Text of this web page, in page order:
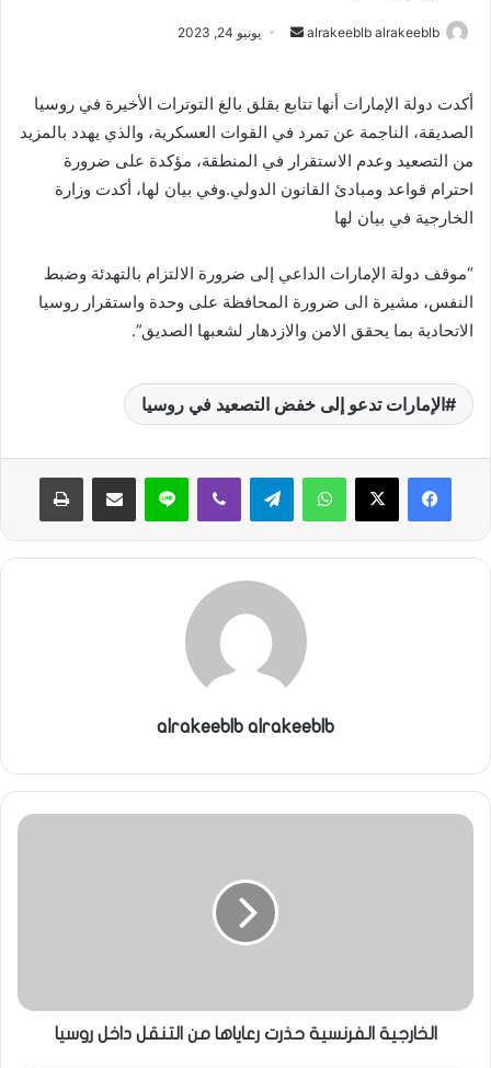
alrakeeblb alrakeeblb
أرسل يونيو 24, 2023
أكدت دولة الإمارات أنها تتابع بقلق بالغ التوترات الأخيرة في روسيا
الصديقة، الناجمة عن تمرد في القوات العسكرية، والذي يهدد بالمزيد
من التصعيد وعدم الاستقرار في المنطقة، مؤكدة على ضرورة
احترام قواعد ومبادئ القانون الدولي.وفي بيان لها، أكدت وزارة
الخارجية في بيان لها
“موقف دولة الإمارات الداعي إلى ضرورة الالتزام بالتهدئة وضبط
النفس، مشيرة الى ضرورة المحافظة على وحدة واستقرار روسيا
الاتحادية بما يحقق الامن والازدهار لشعبها الصديق”.
الإمارات تدعو إلى خفض التصعيد في روسيا
واتساب تيلقرام ڤايبر لاين مشاركة عبر البريد طباعة
alrakeeblb alrakeeblb
الخارجية الفرنسية حذرت رعاياها من التنقل داخل روسيا